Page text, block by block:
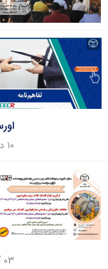
۱۰ دی ۱۴۰۳
۰۳ آذر ۱۴۰۳